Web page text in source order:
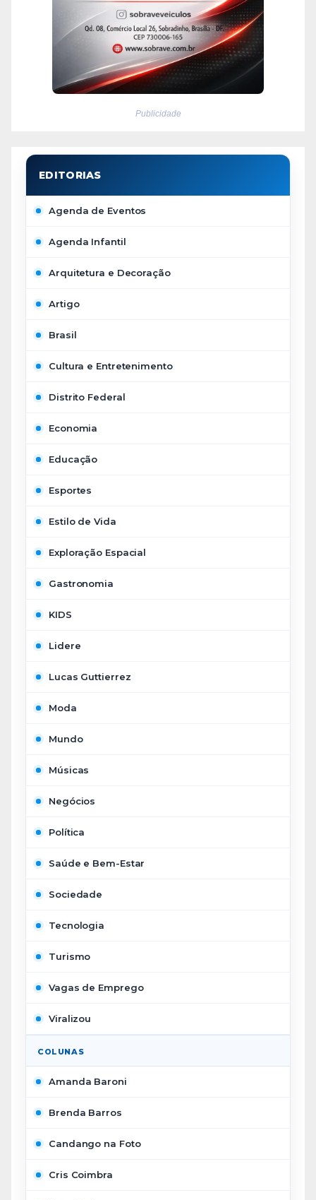
Publicidade
Agenda de Eventos
Agenda Infantil
Arquitetura e Decoração
Artigo
Brasil
Cultura e Entretenimento
Distrito Federal
Economia
Educação
Esportes
Estilo de Vida
Exploração Espacial
Gastronomia
KIDS
Lidere
Lucas Guttierrez
Moda
Mundo
Músicas
Negócios
Política
Saúde e Bem-Estar
Sociedade
Tecnologia
Turismo
Vagas de Emprego
Viralizou
COLUNAS
Amanda Baroni
Brenda Barros
Candango na Foto
Cris Coimbra